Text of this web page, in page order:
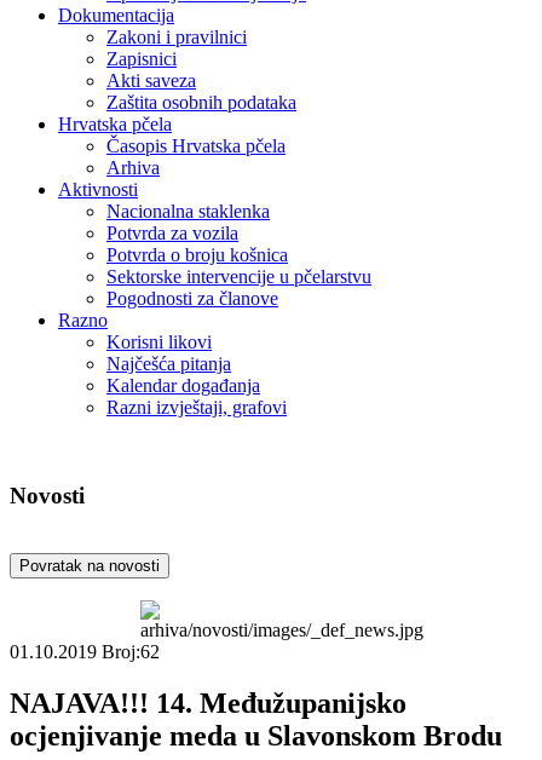
Dokumentacija
Zakoni i pravilnici
Zapisnici
Akti saveza
Zaštita osobnih podataka
Hrvatska pčela
Časopis Hrvatska pčela
Arhiva
Aktivnosti
Nacionalna staklenka
Potvrda za vozila
Potvrda o broju košnica
Sektorske intervencije u pčelarstvu
Pogodnosti za članove
Razno
Korisni likovi
Najčešća pitanja
Kalendar događanja
Razni izvještaji, grafovi
Novosti
Povratak na novosti
01.10.2019 Broj:62
NAJAVA!!! 14. Međužupanijsko
ocjenjivanje meda u Slavonskom Brodu